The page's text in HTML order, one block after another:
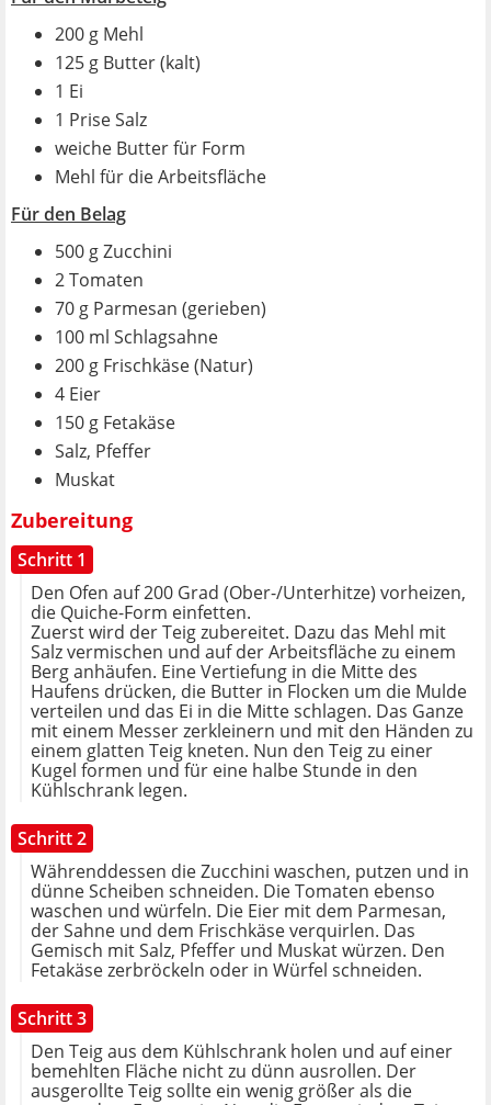
200 g Mehl
125 g Butter (kalt)
1 Ei
1 Prise Salz
weiche Butter für Form
Mehl für die Arbeitsfläche
Für den Belag
500 g Zucchini
2 Tomaten
70 g Parmesan (gerieben)
100 ml Schlagsahne
200 g Frischkäse (Natur)
4 Eier
150 g Fetakäse
Salz, Pfeffer
Muskat
Zubereitung
Schritt 1
Den Ofen auf 200 Grad (Ober-/Unterhitze) vorheizen,
die Quiche-Form einfetten.
Zuerst wird der Teig zubereitet. Dazu das Mehl mit
Salz vermischen und auf der Arbeitsfläche zu einem
Berg anhäufen. Eine Vertiefung in die Mitte des
Haufens drücken, die Butter in Flocken um die Mulde
verteilen und das Ei in die Mitte schlagen. Das Ganze
mit einem Messer zerkleinern und mit den Händen zu
einem glatten Teig kneten. Nun den Teig zu einer
Kugel formen und für eine halbe Stunde in den
Kühlschrank legen.
Schritt 2
Währenddessen die Zucchini waschen, putzen und in
dünne Scheiben schneiden. Die Tomaten ebenso
waschen und würfeln. Die Eier mit dem Parmesan,
der Sahne und dem Frischkäse verquirlen. Das
Gemisch mit Salz, Pfeffer und Muskat würzen. Den
Fetakäse zerbröckeln oder in Würfel schneiden.
Schritt 3
Den Teig aus dem Kühlschrank holen und auf einer
bemehlten Fläche nicht zu dünn ausrollen. Der
ausgerollte Teig sollte ein wenig größer als die